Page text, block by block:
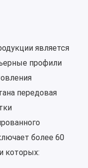
является
профили
передовая
более 60
которых: